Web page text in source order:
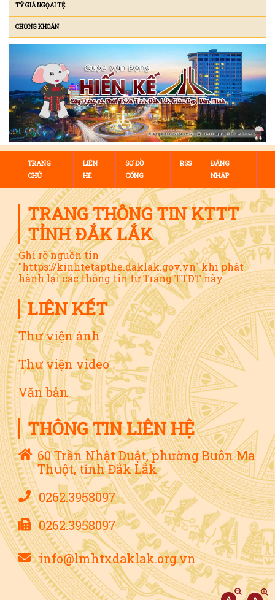
TỶ GIÁ NGỌAI TỆ
CHỨNG KHOÁN
TRANG
CHỦ
LIÊN
HỆ
SƠ ĐỒ
CỔNG
RSS
ĐĂNG
NHẬP
TRANG THÔNG TIN KTTT
TỈNH ĐẮK LẮK
Ghi rõ nguồn tin
"https://kinhtetapthe.daklak.gov.vn" khi phát
hành lại các thông tin từ Trang TTĐT này
LIÊN KẾT
Thư viện ảnh
Thư viện video
Văn bản
THÔNG TIN LIÊN HỆ
60 Trần Nhật Duật, phường Buôn Ma
Thuột, tỉnh Đắk Lắk
0262.3958097
0262.3958097
info@lmhtxdaklak.org.vn